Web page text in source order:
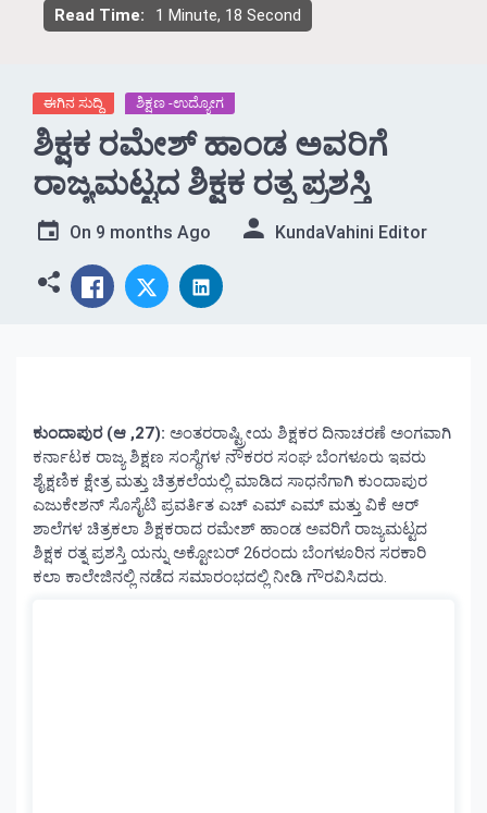
Read Time: 1 Minute, 18 Second
ಈಗಿನ ಸುದ್ದಿ ಶಿಕ್ಷಣ -ಉದ್ಯೋಗ
ಶಿಕ್ಷಕ ರಮೇಶ್ ಹಾಂಡ ಅವರಿಗೆ
ರಾಜ್ಯಮಟ್ಟದ ಶಿಕ್ಷಕ ರತ್ನ ಪ್ರಶಸ್ತಿ
On 9 months Ago KundaVahini Editor
ಕುಂದಾಪುರ (ಆ ,27): ಅಂತರರಾಷ್ಟ್ರೀಯ ಶಿಕ್ಷಕರ ದಿನಾಚರಣೆ ಅಂಗವಾಗಿ
ಕರ್ನಾಟಕ ರಾಜ್ಯ ಶಿಕ್ಷಣ ಸಂಸ್ಥೆಗಳ ನೌಕರರ ಸಂಘ ಬೆಂಗಳೂರು ಇವರು
ಶೈಕ್ಷಣಿಕ ಕ್ಷೇತ್ರ ಮತ್ತು ಚಿತ್ರಕಲೆಯಲ್ಲಿ ಮಾಡಿದ ಸಾಧನೆಗಾಗಿ ಕುಂದಾಪುರ
ಎಜುಕೇಶನ್ ಸೊಸೈಟಿ ಪ್ರವರ್ತಿತ ಎಚ್ ಎಮ್ ಎಮ್ ಮತ್ತು ವಿಕೆ ಆರ್
ಶಾಲೆಗಳ ಚಿತ್ರಕಲಾ ಶಿಕ್ಷಕರಾದ ರಮೇಶ್ ಹಾಂಡ ಅವರಿಗೆ ರಾಜ್ಯಮಟ್ಟದ
ಶಿಕ್ಷಕ ರತ್ನ ಪ್ರಶಸ್ತಿ ಯನ್ನು ಅಕ್ಟೋಬರ್ 26ರಂದು ಬೆಂಗಳೂರಿನ ಸರಕಾರಿ
ಕಲಾ ಕಾಲೇಜಿನಲ್ಲಿ ನಡೆದ ಸಮಾರಂಭದಲ್ಲಿ ನೀಡಿ ಗೌರವಿಸಿದರು.